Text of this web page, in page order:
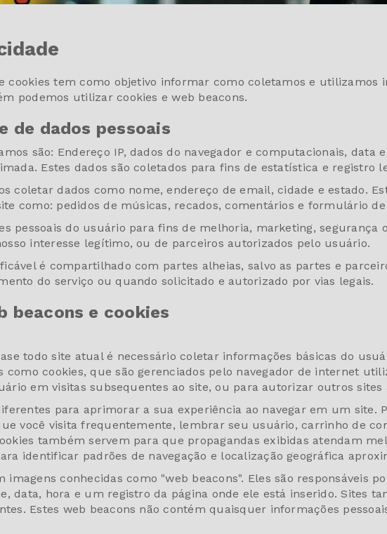
cookies tem como objetivo informar como coletamos e utilizamos
podemos utilizar cookies e web beacons.
de dados pessoais
são: Endereço IP, dados do navegador e computacionais, data
Estes dados são coletados para fins de estatística e registro
coletar dados como nome, endereço de email, cidade e estado.
como: pedidos de músicas, recados, comentários e formulário
pessoais do usuário para fins de melhoria, marketing, segurança
interesse legítimo, ou de parceiros autorizados pelo usuário.
é compartilhado com partes alheias, salvo as partes e
do serviço ou quando solicitado e autorizado por vias legais.
beacons e cookies
todo site atual é necessário coletar informações básicas do
como cookies, que são gerenciados pelo navegador de internet
em visitas subsequentes ao site, ou para autorizar outros
para aprimorar a sua experiência ao navegar em um site.
você visita frequentemente, lembrar seu usuário, carrinho de
também servem para que propagandas exibidas atendam
identificar padrões de navegação e localização geográfica
conhecidas como "web beacons". Eles são responsáveis
data, hora e um registro da página onde ele está inserido. Sites
Estes web beacons não contém quaisquer informações